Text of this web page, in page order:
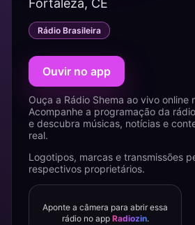
Fortaleza, CE
Rádio Brasileira
Ouvir no app
Ouça a Rádio Shema ao vivo online
Acompanhe a programação da
e descubra músicas, notícias e
real.
Logotipos, marcas e transmissões
respectivos proprietários.
Aponte a câmera para abrir essa
rádio no app Radiozin.